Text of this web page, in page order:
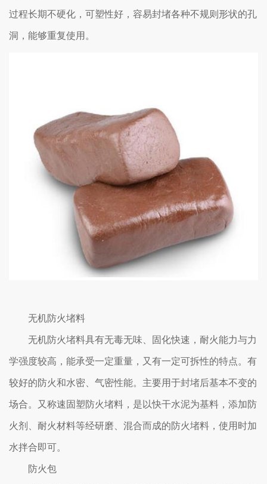
过程长期不硬化，可塑性好，容易封堵各种不规则形状的孔
洞，能够重复使用。
无机防火堵料
无机防火堵料具有无毒无味、固化快速，耐火能力与力
学强度较高，能承受一定重量，又有一定可拆性的特点。有
较好的防火和水密、气密性能。主要用于封堵后基本不变的
场合。又称速固塑防火堵料，是以快干水泥为基料，添加防
火剂、耐火材料等经研磨、混合而成的防火堵料，使用时加
水拌合即可。
防火包